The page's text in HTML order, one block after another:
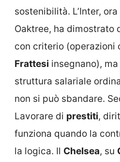
sostenibilità. L’Inter,
Oaktree, ha dimostrato
con criterio (operazioni
Frattesi insegnano),
struttura salariale
non si può sbandare.
Lavorare di prestiti,
funziona quando la
la logica. Il Chelsea, su